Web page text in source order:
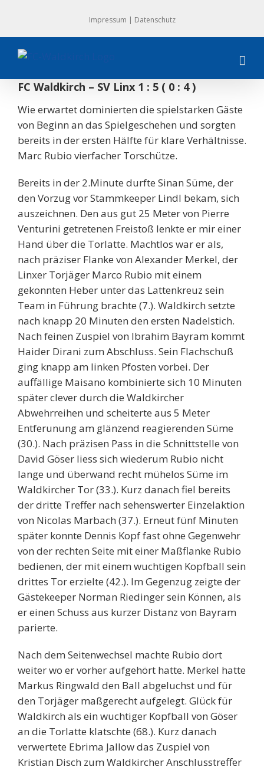
springen
Impressum | Datenschutz
FC Waldkirch – SV Linx 1 : 5 ( 0 : 4 )
Wie erwartet dominierten die spielstarken Gäste
von Beginn an das Spielgeschehen und sorgten
bereits in der ersten Hälfte für klare Verhältnisse.
Marc Rubio vierfacher Torschütze.
Bereits in der 2.Minute durfte Sinan Süme, der
den Vorzug vor Stammkeeper Lindl bekam, sich
auszeichnen. Den aus gut 25 Meter von Pierre
Venturini getretenen Freistoß lenkte er mir einer
Hand über die Torlatte. Machtlos war er als,
nach präziser Flanke von Alexander Merkel, der
Linxer Torjäger Marco Rubio mit einem
gekonnten Heber unter das Lattenkreuz sein
Team in Führung brachte (7.). Waldkirch setzte
nach knapp 20 Minuten den ersten Nadelstich.
Nach feinen Zuspiel von Ibrahim Bayram kommt
Haider Dirani zum Abschluss. Sein Flachschuß
ging knapp am linken Pfosten vorbei. Der
auffällige Maisano kombinierte sich 10 Minuten
später clever durch die Waldkircher
Abwehrreihen und scheiterte aus 5 Meter
Entferunung am glänzend reagierenden Süme
(30.). Nach präzisen Pass in die Schnittstelle von
David Göser liess sich wiederum Rubio nicht
lange und überwand recht mühelos Süme im
Waldkircher Tor (33.). Kurz danach fiel bereits
der dritte Treffer nach sehenswerter Einzelaktion
von Nicolas Marbach (37.). Erneut fünf Minuten
später konnte Dennis Kopf fast ohne Gegenwehr
von der rechten Seite mit einer Maßflanke Rubio
bedienen, der mit einem wuchtigen Kopfball sein
drittes Tor erzielte (42.). Im Gegenzug zeigte der
Gästekeeper Norman Riedinger sein Können, als
er einen Schuss aus kurzer Distanz von Bayram
parierte.
Nach dem Seitenwechsel machte Rubio dort
weiter wo er vorher aufgehört hatte. Merkel hatte
Markus Ringwald den Ball abgeluchst und für
den Torjäger maßgerecht aufgelegt. Glück für
Waldkirch als ein wuchtiger Kopfball von Göser
an die Torlatte klatschte (68.). Kurz danach
verwertete Ebrima Jallow das Zuspiel von
Kristian Disch zum Waldkircher Anschlusstreffer